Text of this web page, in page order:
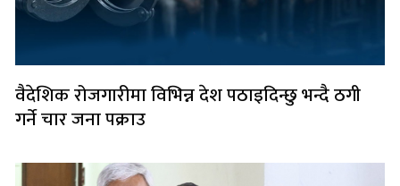
वैदेशिक रोजगारीमा विभिन्न देश पठाइदिन्छु भन्दै ठगी
गर्ने चार जना पक्राउ